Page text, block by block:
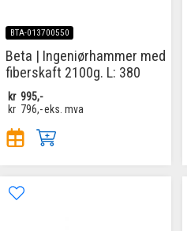
BTA-013700550
Beta | Ingeniørhammer med
fiberskaft 2100g. L: 380
kr 995,-
kr 796,-eks. mva